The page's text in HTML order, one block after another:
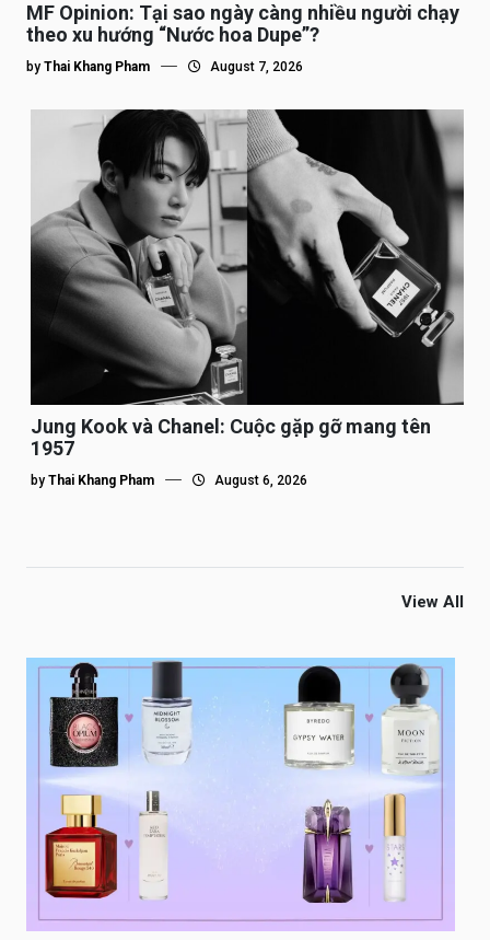
MF Opinion: Tại sao ngày càng nhiều người chạy
theo xu hướng “Nước hoa Dupe”?
by Thai Khang Pham August 7, 2026
Jung Kook và Chanel: Cuộc gặp gỡ mang tên
1957
by Thai Khang Pham August 6, 2026
View All